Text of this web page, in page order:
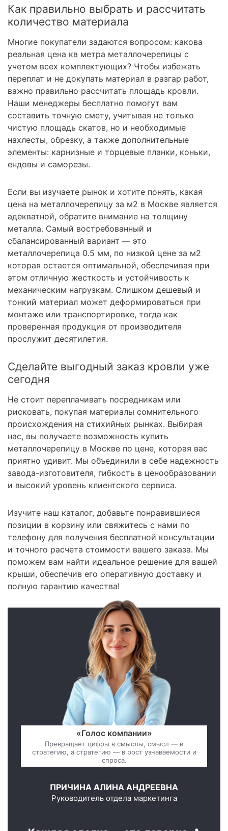
Как правильно выбрать и рассчитать
количество материала
Многие покупатели задаются вопросом: какова
реальная цена кв метра металлочерепицы с
учетом всех комплектующих? Чтобы избежать
переплат и не докупать материал в разгар работ,
важно правильно рассчитать площадь кровли.
Наши менеджеры бесплатно помогут вам
составить точную смету, учитывая не только
чистую площадь скатов, но и необходимые
нахлесты, обрезку, а также дополнительные
элементы: карнизные и торцевые планки, коньки,
ендовы и саморезы.
Если вы изучаете рынок и хотите понять, какая
цена на металлочерепицу за м2 в Москве является
адекватной, обратите внимание на толщину
металла. Самый востребованный и
сбалансированный вариант — это
металлочерепица 0.5 мм, по низкой цене за м2
которая остается оптимальной, обеспечивая при
этом отличную жесткость и устойчивость к
механическим нагрузкам. Слишком дешевый и
тонкий материал может деформироваться при
монтаже или транспортировке, тогда как
проверенная продукция от производителя
прослужит десятилетия.
Сделайте выгодный заказ кровли уже
сегодня
Не стоит переплачивать посредникам или
рисковать, покупая материалы сомнительного
происхождения на стихийных рынках. Выбирая
нас, вы получаете возможность купить
металлочерепицу в Москве по цене, которая вас
приятно удивит. Мы объединили в себе надежность
завода-изготовителя, гибкость в ценообразовании
и высокий уровень клиентского сервиса.
Изучите наш каталог, добавьте понравившиеся
позиции в корзину или свяжитесь с нами по
телефону для получения бесплатной консультации
и точного расчета стоимости вашего заказа. Мы
поможем вам найти идеальное решение для вашей
крыши, обеспечив его оперативную доставку и
полную гарантию качества!
«Голос компании»
Превращает цифры в смыслы, смысл — в
стратегию, а стратегию — в рост узнаваемости и
спроса.
ПРИЧИНА АЛИНА АНДРЕЕВНА
Руководитель отдела маркетинга